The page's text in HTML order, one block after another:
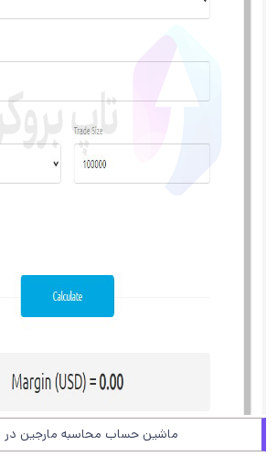
ماشین حساب محاسبه مارجین در